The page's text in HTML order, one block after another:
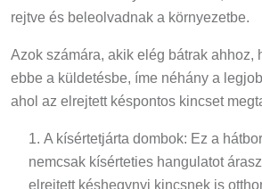
rejtve és beleolvadnak a környezetbe.
Azok számára, akik elég bátrak ahhoz,
ebbe a küldetésbe, íme néhány a
ahol az elrejtett késpontos kincset
A kísértetjárta dombok: Ez a
nemcsak kísérteties hangulatot
elrejtett késhegynyi kincsnek is